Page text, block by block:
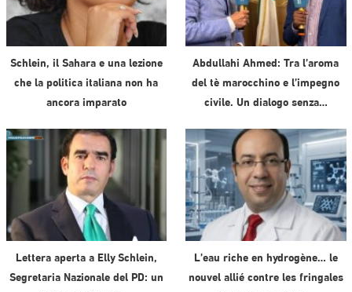
Schlein, il Sahara e una lezione
che la politica italiana non ha
ancora imparato
Abdullahi Ahmed: Tra l’aroma
del tè marocchino e l’impegno
civile. Un dialogo senza…
Lettera aperta a Elly Schlein,
Segretaria Nazionale del PD: un
L’eau riche en hydrogène… le
nouvel allié contre les fringales